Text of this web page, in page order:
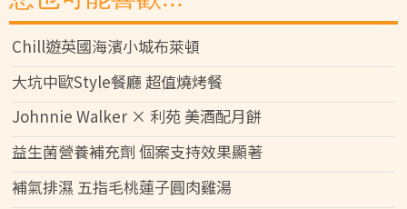
Chill遊英國海濱小城布萊頓
大坑中歐Style餐廳 超值燒烤餐
Johnnie Walker × 利苑 美酒配月餅
益生菌營養補充劑 個案支持效果顯著
補氣排濕 五指毛桃蓮子圓肉雞湯